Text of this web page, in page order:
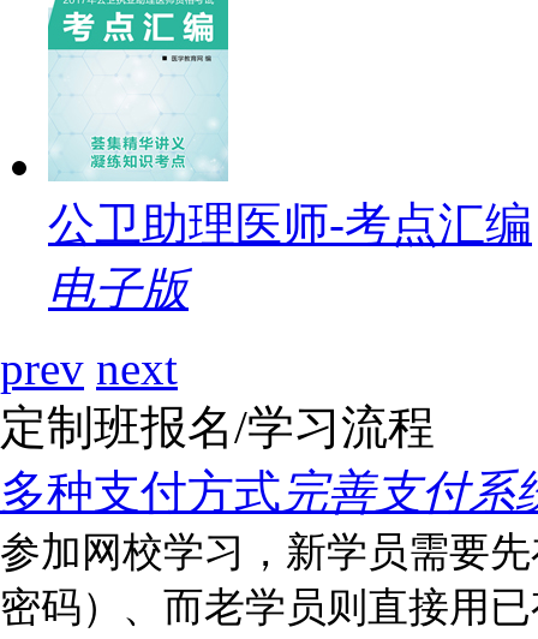
公卫助理医师-考点汇编
电子版
prev next
定制班报名/学习流程
多种支付方式完善支付系
参加网校学习，新学员需要
密码）、而老学员则直接用